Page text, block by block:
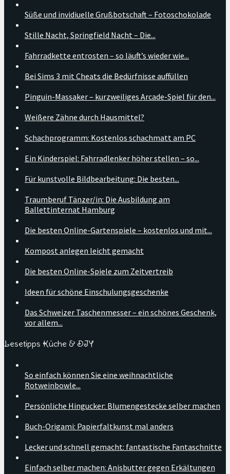
Süße und invidiuelle Grußbotschaft – Fotoschokolade
Stille Nacht, Springfield Nacht – Die...
Fahrradkette entrosten – so läuft’s wieder wie...
Bei Sims 3 mit Cheats die Bedürfnisse auffüllen
Pinguin-Massaker – kurzweiliges Arcade-Spiel für den...
Weißere Zähne durch Hausmittel?
Schachprogramm: Kostenlos schachmatt am PC
Ein Kinderspiel: Fahrradlenker höher stellen – so...
Für kunstvolle Bildbearbeitung: Die besten...
Traumberuf Tänzer/in: Die Ausbildung am
Ballettinternat Hamburg
Die besten Online-Gartenspiele – kostenlos und mit...
Kompost anlegen leicht gemacht
Die besten Online-Spiele zum Zeitvertreib
Ideen für schöne Einschulungsgeschenke
Das Schweizer Taschenmesser – ein schönes Geschenk,
vor allem...
Lesetipps Küche & DIY
So einfach können Sie eine weihnachtliche
Rotweinbowle...
Persönliche Hingucker: Blumengestecke selber machen
Buch-Origami: Papierfaltkunst mal anders
Lecker und schnell gemacht: fantastische Fantaschnitte
Einfach selber machen: Anisbutter gegen Erkältungen